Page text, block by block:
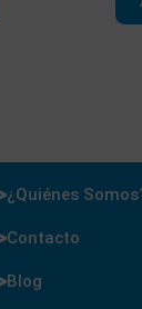
¿Quiénes
Contacto
Blog